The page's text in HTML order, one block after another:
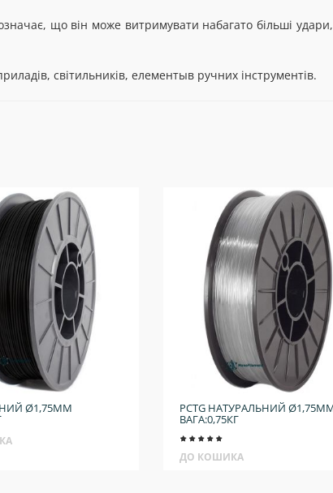
що він може витримувати набагато більші
світильників, елементыв ручних інструментів.
Ø1,75ММ PCTG НАТУРАЛЬНИЙ
ВАГА:0,75КГ
ДО КОШИКА